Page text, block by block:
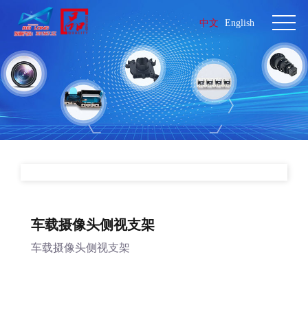
中文 English
车载摄像头侧视支架
车载摄像头侧视支架